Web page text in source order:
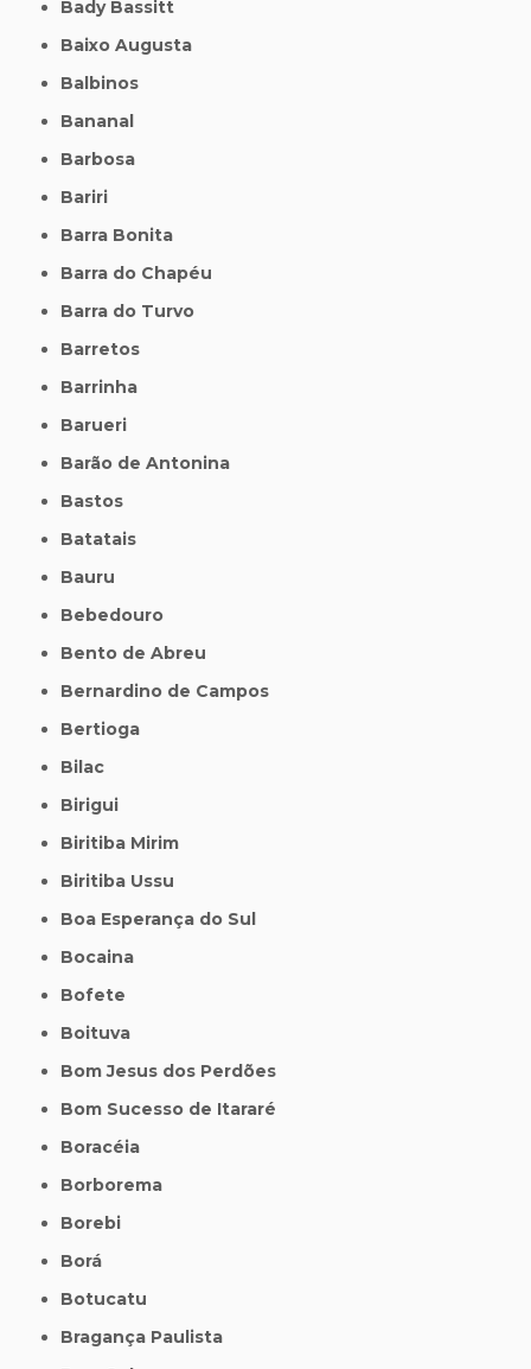
Bady Bassitt
Baixo Augusta
Balbinos
Bananal
Barbosa
Bariri
Barra Bonita
Barra do Chapéu
Barra do Turvo
Barretos
Barrinha
Barueri
Barão de Antonina
Bastos
Batatais
Bauru
Bebedouro
Bento de Abreu
Bernardino de Campos
Bertioga
Bilac
Birigui
Biritiba Mirim
Biritiba Ussu
Boa Esperança do Sul
Bocaina
Bofete
Boituva
Bom Jesus dos Perdões
Bom Sucesso de Itararé
Boracéia
Borborema
Borebi
Borá
Botucatu
Bragança Paulista